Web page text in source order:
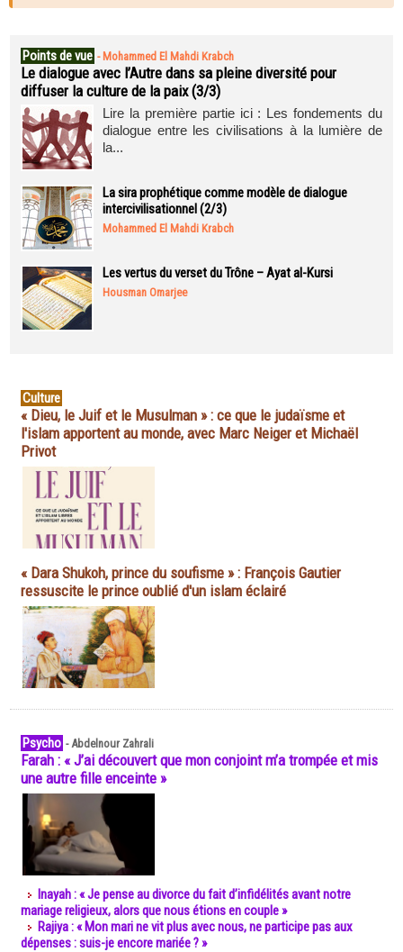
Points de vue - Mohammed El Mahdi Krabch
Le dialogue avec l’Autre dans sa pleine diversité pour
diffuser la culture de la paix (3/3)
Lire la première partie ici : Les fondements du
dialogue entre les civilisations à la lumière de
la...
La sira prophétique comme modèle de dialogue
intercivilisationnel (2/3)
Mohammed El Mahdi Krabch
Les vertus du verset du Trône – Ayat al-Kursi
Housman Omarjee
Culture
« Dieu, le Juif et le Musulman » : ce que le judaïsme et
l'islam apportent au monde, avec Marc Neiger et Michaël
Privot
« Dara Shukoh, prince du soufisme » : François Gautier
ressuscite le prince oublié d'un islam éclairé
Psycho -Abdelnour Zahrali
Farah : « J’ai découvert que mon conjoint m’a trompée et mis
une autre fille enceinte »
Inayah : « Je pense au divorce du fait d’infidélités avant notre
mariage religieux, alors que nous étions en couple »
Rajiya : « Mon mari ne vit plus avec nous, ne participe pas aux
dépenses : suis-je encore mariée ? »